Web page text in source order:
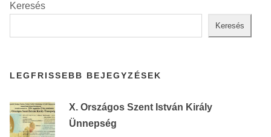
Keresés
Keresés
LEGFRISSEBB BEJEGYZÉSEK
X. Országos Szent István Király
Ünnepség